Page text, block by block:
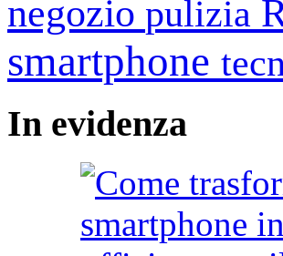
negozio pulizia
smartphone
In evidenza